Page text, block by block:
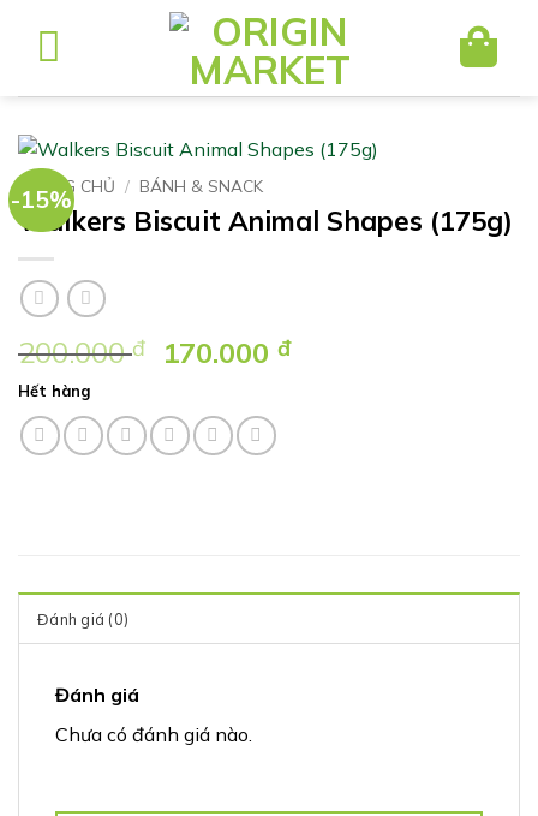
dung
-15%
TRANG CHỦ / BÁNH & SNACK
Walkers Biscuit Animal Shapes (175g)
200.000đ
Giá
là:
200.000 ₫.
170.000đGiá
Hết hàng
Đánh giá (0)
Đánh giá
Chưa có đánh giá nào.